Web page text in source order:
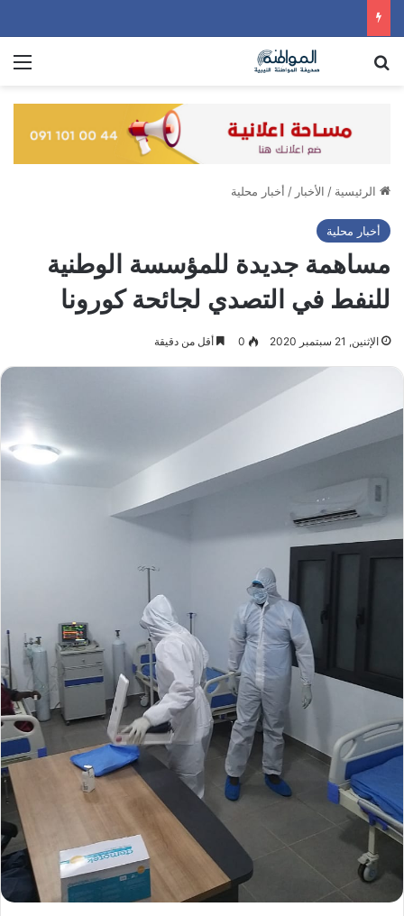
الرئيسية / الأخبار / أخبار محلية
أخبار محلية
مساهمة جديدة للمؤسسة الوطنية
للنفط في التصدي لجائحة كورونا
الإثنين, 21 سبتمبر 2020 0 أقل من دقيقة